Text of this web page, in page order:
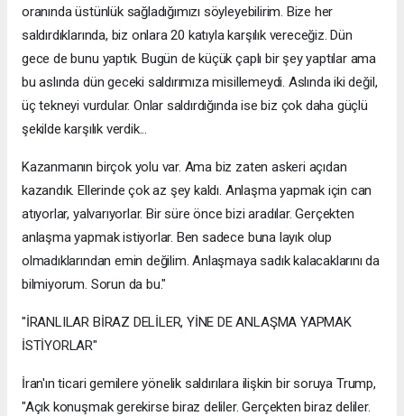
oranında üstünlük sağladığımızı söyleyebilirim. Bize her
saldırdıklarında, biz onlara 20 katıyla karşılık vereceğiz. Dün
gece de bunu yaptık. Bugün de küçük çaplı bir şey yaptılar ama
bu aslında dün geceki saldırımıza misillemeydi. Aslında iki değil,
üç tekneyi vurdular. Onlar saldırdığında ise biz çok daha güçlü
şekilde karşılık verdik...
Kazanmanın birçok yolu var. Ama biz zaten askeri açıdan
kazandık. Ellerinde çok az şey kaldı. Anlaşma yapmak için can
atıyorlar, yalvarıyorlar. Bir süre önce bizi aradılar. Gerçekten
anlaşma yapmak istiyorlar. Ben sadece buna layık olup
olmadıklarından emin değilim. Anlaşmaya sadık kalacaklarını da
bilmiyorum. Sorun da bu."
"İRANLILAR BİRAZ DELİLER, YİNE DE ANLAŞMA YAPMAK
İSTİYORLAR"
İran'ın ticari gemilere yönelik saldırılara ilişkin bir soruya Trump,
"Açık konuşmak gerekirse biraz deliler. Gerçekten biraz deliler.